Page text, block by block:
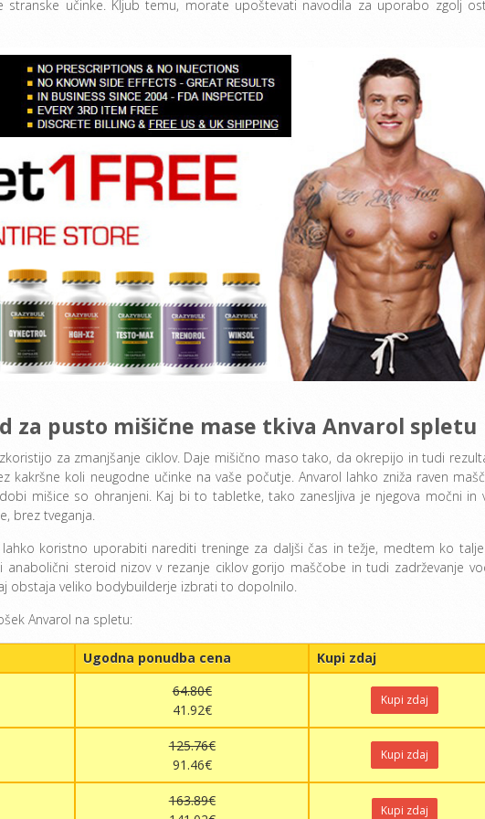
stranske učinke. Kljub temu, morate upoštevati navodila za uporabo zgolj
za pusto mišične mase tkiva Anvarol spletu
za zmanjšanje ciklov. Daje mišično maso tako, da okrepijo in tudi
kakršne koli neugodne učinke na vaše počutje. Anvarol lahko zniža raven
mišice so ohranjeni. Kaj bi to tabletke, tako zanesljiva je njegova močni in
brez tveganja.
koristno uporabiti narediti treninge za daljši čas in težje, medtem ko
steroid nizov v rezanje ciklov gorijo maščobe in tudi zadrževanje
obstaja veliko bodybuilderje izbrati to dopolnilo.
Anvarol na spletu:
Ugodna ponudba cena
Kupi zdaj
64.80€
41.92€
Kupi zdaj
125.76€
91.46€
Kupi zdaj
163.89€
Kupi zdaj